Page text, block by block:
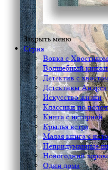
Закрыть меню
Серия
Вовка с Хвостиком
Волшебный
Детектив с
Детективы
Искусство жизни
Классики по
Книга с историей
Крылья ветра
Малая книга с
Непридуманные
Новогодний
Один дома